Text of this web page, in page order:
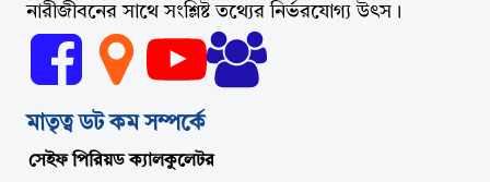
নারীজীবনের সাথে সংশ্লিষ্ট তথ্যের নির্ভরযোগ্য উৎস।
মাতৃত্ব ডট কম সম্পর্কে
সেইফ পিরিয়ড ক্যালকুলেটর